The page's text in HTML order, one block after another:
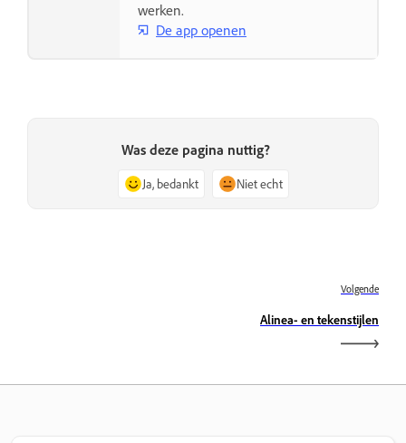
werken.
De app openen
Was deze pagina nuttig?
Ja, bedankt Niet echt
Volgende
Alinea- en tekenstijlen